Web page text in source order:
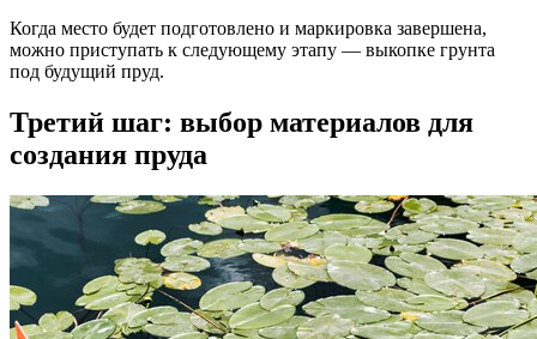
Когда место будет подготовлено и маркировка завершена,
можно приступать к следующему этапу — выкопке грунта
под будущий пруд.
Третий шаг: выбор материалов для
создания пруда